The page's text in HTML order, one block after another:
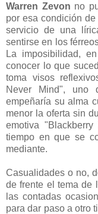
Warren Zevon no
por esa condición
servicio de una
sentirse en los
La imposibilidad,
conocer lo que
toma visos
Never Mind", uno
empeñaría su alma
menor la oferta sin
emotiva
tiempo en que se
mediante.
Casualidades o no,
de frente el tema de
las contadas
para dar paso a otro